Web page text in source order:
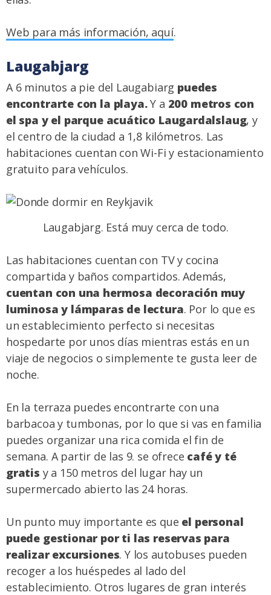
Web para más información, aquí.
Laugabjarg
A 6 minutos a pie del Laugabiarg puedes
encontrarte con la playa.Y a 200 metros con
el spa y el parque acuático Laugardalslaug, y
el centro de la ciudad a 1,8 kilómetros. Las
habitaciones cuentan con Wi-Fi y estacionamiento
gratuito para vehículos.
Laugabjarg. Está muy cerca de todo.
Las habitaciones cuentan con TV y cocina
compartida y baños compartidos. Además,
cuentan con una hermosa decoración muy
luminosa y lámparas de lectura. Por lo que es
un establecimiento perfecto si necesitas
hospedarte por unos días mientras estás en un
viaje de negocios o simplemente te gusta leer de
noche.
En la terraza puedes encontrarte con una
barbacoa y tumbonas, por lo que si vas en familia
puedes organizar una rica comida el fin de
semana. A partir de las 9. se ofrece café y té
gratis y a 150 metros del lugar hay un
supermercado abierto las 24 horas.
Un punto muy importante es que el personal
puede gestionar por ti las reservas para
realizar excursiones. Y los autobuses pueden
recoger a los huéspedes al lado del
establecimiento. Otros lugares de gran interés